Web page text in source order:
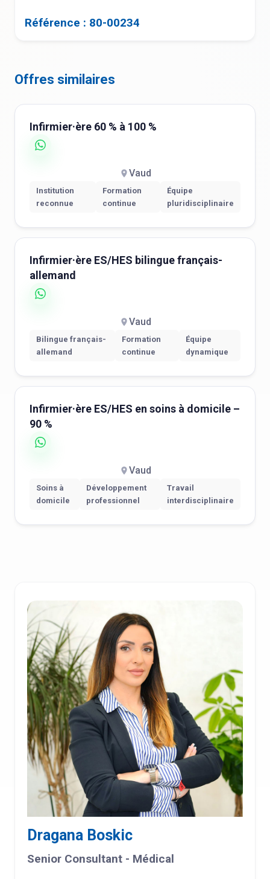
Référence : 80-00234
Offres similaires
Infirmier·ère 60 % à 100 %
Vaud
Institution
reconnue
Formation
continue
Équipe
pluridisciplinaire
Infirmier·ère ES/HES bilingue français-
allemand
Vaud
Bilingue français-
allemand
Formation
continue
Équipe
dynamique
Infirmier·ère ES/HES en soins à domicile –
90 %
Vaud
Soins à
domicile
Développement
professionnel
Travail
interdisciplinaire
Dragana Boskic
Senior Consultant - Médical